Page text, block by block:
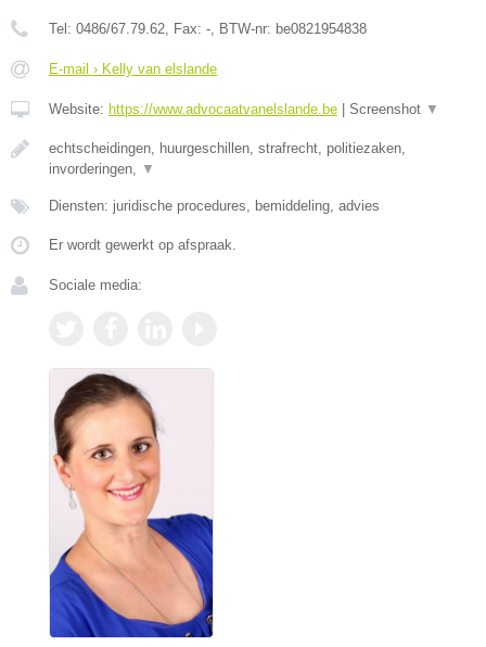
Tel: 0486/67.79.62 , Fax: - , BTW-nr: be0821954838
E-mail › Kelly van elslande
Website: https://www.advocaatvanelslande.be Screenshot ▼
echtscheidingen, huurgeschillen, strafrecht, politiezaken,
invorderingen,
▼
Diensten: juridische procedures, bemiddeling, advies
Er wordt gewerkt op afspraak.
Sociale media: